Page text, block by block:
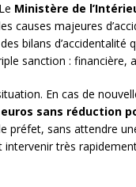
Ministère de
causes majeures
bilans
sanction :
En cas de
euros sans réduction
préfet, sans attendre
très